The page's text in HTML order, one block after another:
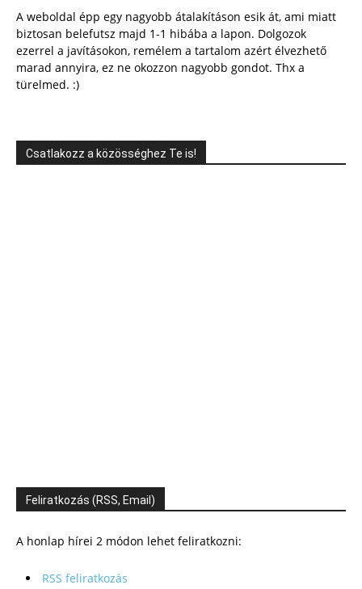
A weboldal épp egy nagyobb átalakításon esik át, ami miatt
biztosan belefutsz majd 1-1 hibába a lapon. Dolgozok
ezerrel a javításokon, remélem a tartalom azért élvezhető
marad annyira, ez ne okozzon nagyobb gondot. Thx a
türelmed. :)
Csatlakozz a közösséghez Te is!
Feliratkozás (RSS, Email)
A honlap hírei 2 módon lehet feliratkozni:
RSS feliratkozás